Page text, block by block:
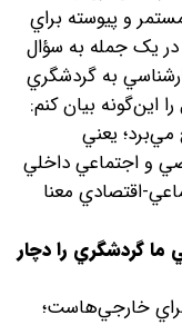
و پيوسته براي
در يک جمله به سؤال
به گردشگري
اين‌گونه بيان کنم:
يعني
و اجتماعي داخلي
اقتصادي معنا
گردشگري را دچار
براي خارجي‌هاست؛